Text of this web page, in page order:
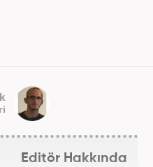
Editör Hakkında